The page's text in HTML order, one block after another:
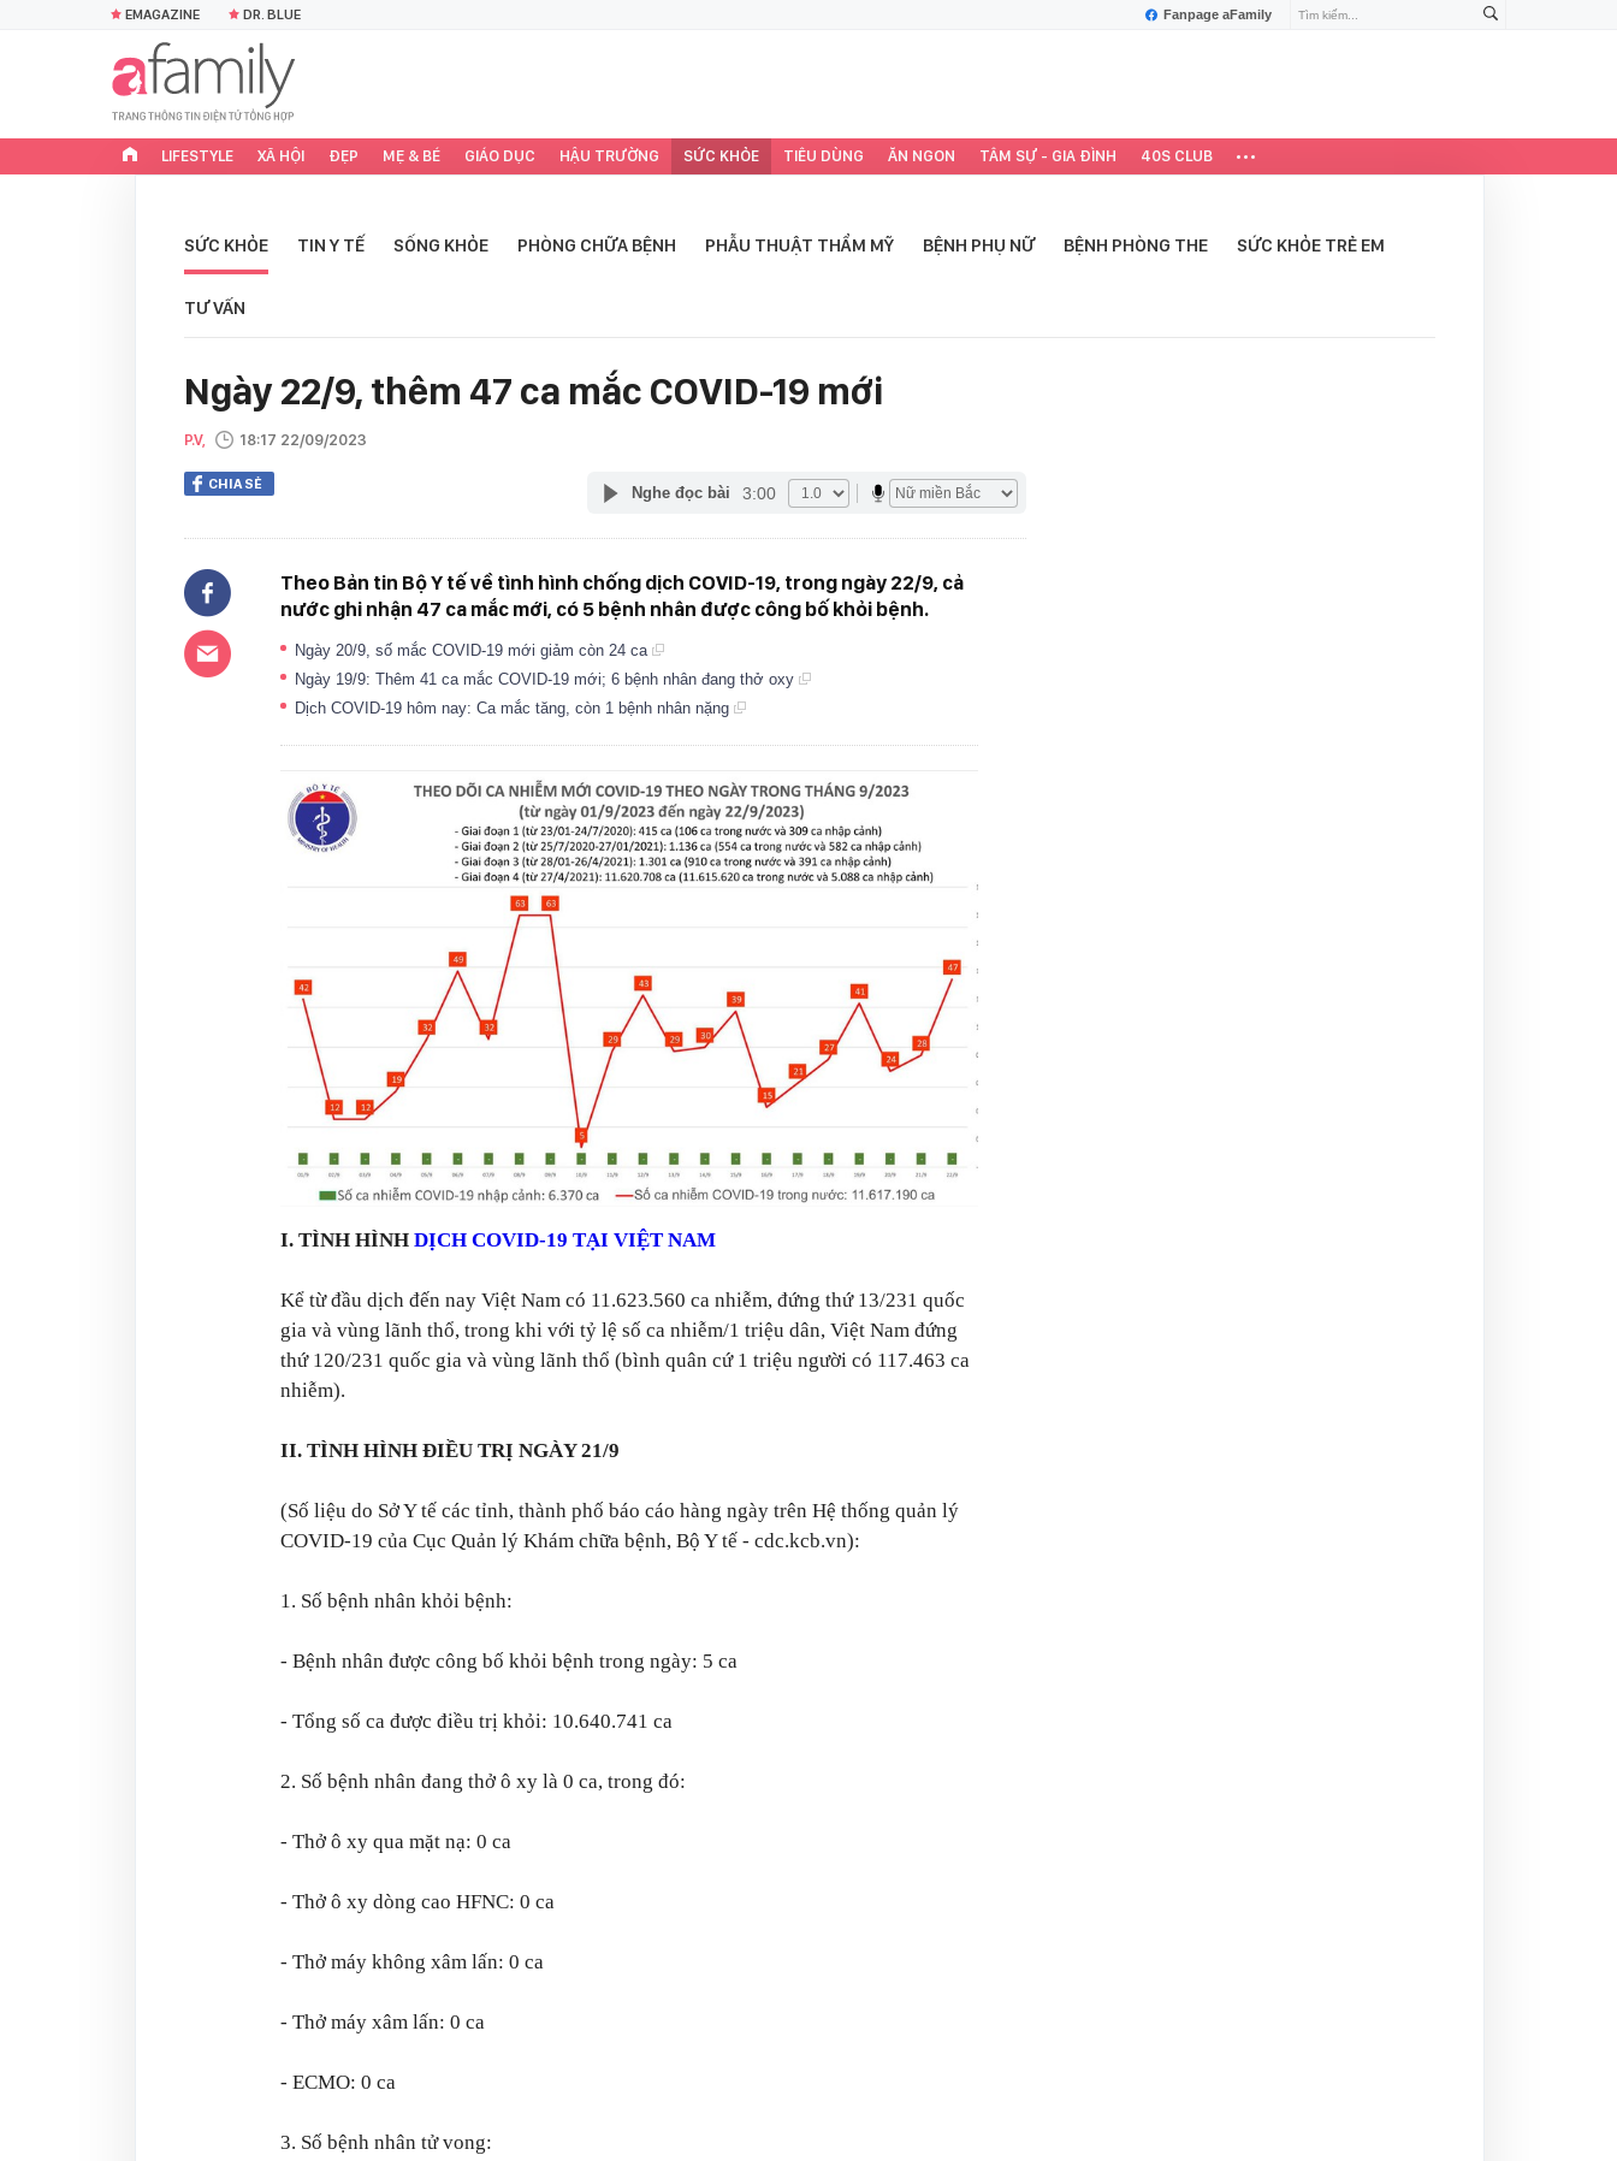
Fanpage aFamily
EMAGAZINE DR. BLUE
LIFESTYLE XÃ HỘI ĐẸP MẸ & BÉ GIÁO DỤC HẬU TRƯỜNG SỨC KHỎE TIÊU DÙNG ĂN NGON TÂM SỰ - GIA ĐÌNH 40S CLUB
SỨC KHỎE TIN Y TẾ SỐNG KHỎE PHÒNG CHỮA BỆNH PHẪU THUẬT THẨM MỸ BỆNH PHỤ NỮ BỆNH PHÒNG THE SỨC KHỎE TRẺ EM
TƯ VẤN
Ngày 22/9, thêm 47 ca mắc COVID-19 mới
P.V, 18:17 22/09/2023
CHIA SẺ Nghe đọc bài 3:00
Theo Bản tin Bộ Y tế về tình hình chống dịch COVID-19, trong ngày 22/9, cả
nước ghi nhận 47 ca mắc mới, có 5 bệnh nhân được công bố khỏi bệnh.
Ngày 20/9, số mắc COVID-19 mới giảm còn 24 ca
Ngày 19/9: Thêm 41 ca mắc COVID-19 mới; 6 bệnh nhân đang thở oxy
Dịch COVID-19 hôm nay: Ca mắc tăng, còn 1 bệnh nhân nặng
I. TÌNH HÌNH DỊCH COVID-19 TẠI VIỆT NAM
Kể từ đầu dịch đến nay Việt Nam có 11.623.560 ca nhiễm, đứng thứ 13/231 quốc
gia và vùng lãnh thổ, trong khi với tỷ lệ số ca nhiễm/1 triệu dân, Việt Nam đứng
thứ 120/231 quốc gia và vùng lãnh thổ (bình quân cứ 1 triệu người có 117.463 ca
nhiễm).
II. TÌNH HÌNH ĐIỀU TRỊ NGÀY 21/9
(Số liệu do Sở Y tế các tỉnh, thành phố báo cáo hàng ngày trên Hệ thống quản lý
COVID-19 của Cục Quản lý Khám chữa bệnh, Bộ Y tế - cdc.kcb.vn):
1. Số bệnh nhân khỏi bệnh:
- Bệnh nhân được công bố khỏi bệnh trong ngày: 5 ca
- Tổng số ca được điều trị khỏi: 10.640.741 ca
2. Số bệnh nhân đang thở ô xy là 0 ca, trong đó:
- Thở ô xy qua mặt nạ: 0 ca
- Thở ô xy dòng cao HFNC: 0 ca
- Thở máy không xâm lấn: 0 ca
- Thở máy xâm lấn: 0 ca
- ECMO: 0 ca
3. Số bệnh nhân tử vong: